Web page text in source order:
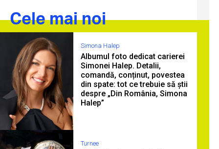
Cele mai noi
Simona Halep
Albumul foto dedicat carierei
Simonei Halep. Detalii,
comandă, conținut, povestea
din spate: tot ce trebuie să știi
despre „Din România, Simona
Halep”
Turnee